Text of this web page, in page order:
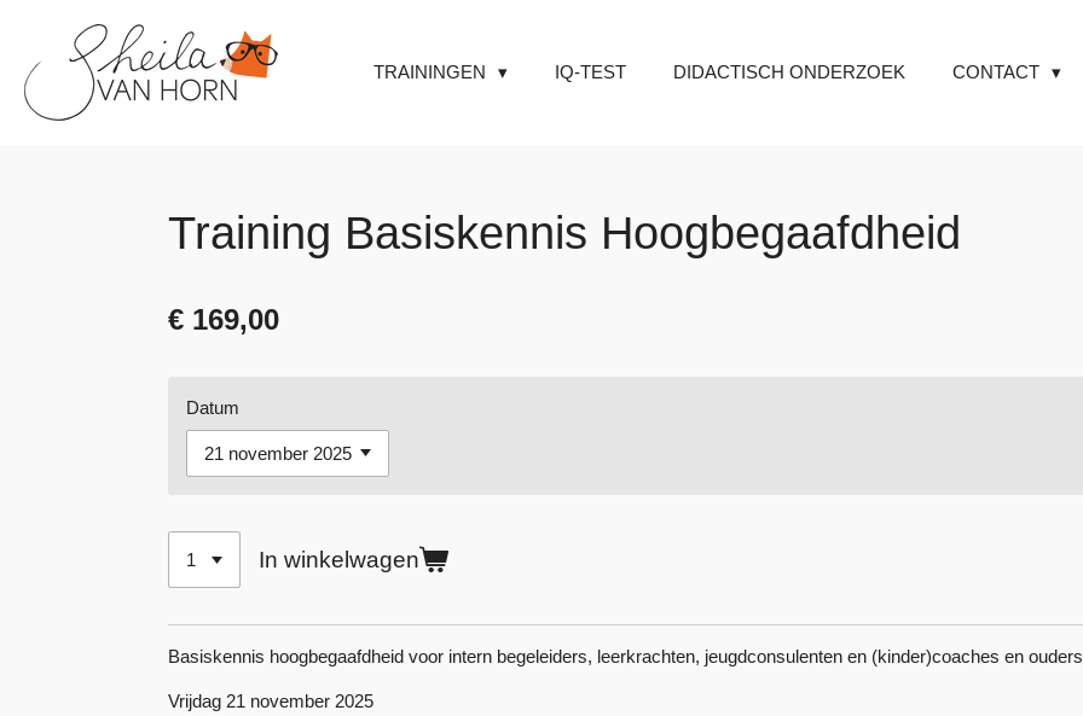
naar
de
TRAININGEN IQ-TEST DIDACTISCH ONDERZOEK CONTACT
Training Basiskennis Hoogbegaafdheid
€ 169,00
Datum
In winkelwagen
Basiskennis hoogbegaafdheid voor intern begeleiders, leerkrachten, jeugdconsulenten en (kinder)coaches en
Vrijdag 21 november 2025